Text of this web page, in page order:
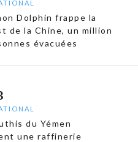
Dolphin frappe la
de la Chine, un million
évacuées
du Yémen
une raffinerie